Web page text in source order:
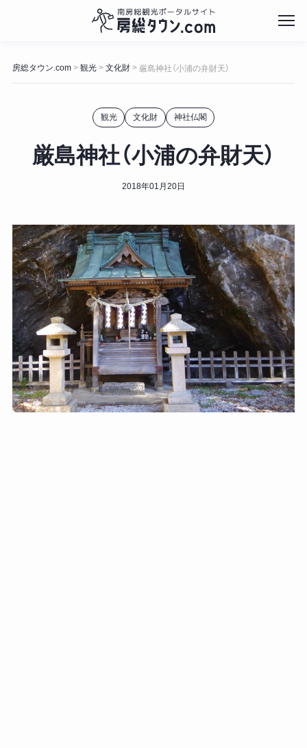
ン
テ
房総タウン.com> 観光> 文化財> 厳島神社（小浦の弁財天）
観光 文化財 神社仏閣
厳島神社（小浦の弁財天）
2018年01月20日